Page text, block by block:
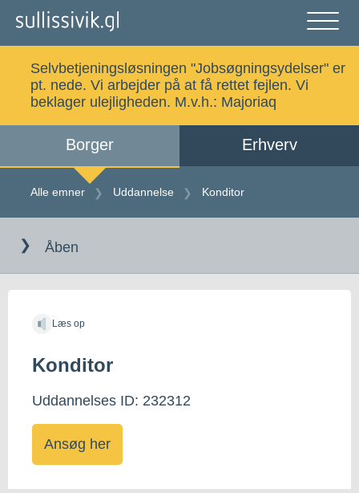
luk
Alle emner Selvbetjening
Kalaallisut
Selvbetjeningsløsningen "Jobsøgningsydelser" er
pt. nede. Vi arbejder på at få rettet fejlen. Vi
beklager ulejligheden. M.v.h.: Majoriaq
Borger Erhverv
Alle emner Uddannelse Konditor
indholdet
Åben
Læs op
Konditor
Uddannelses ID: 232312
Ansøg her